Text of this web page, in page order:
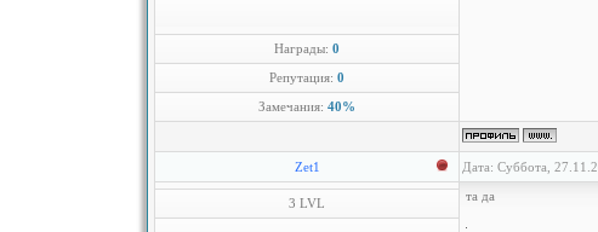
Награды: 0
Репутация: 0
Замечания: 40%
Zet1 Дата: Суббота,
3 LVL та да